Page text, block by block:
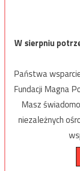
W sierpniu
Państwa
Fundacji Magna
Masz
niezależnych